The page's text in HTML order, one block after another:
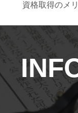
資格取得のメ